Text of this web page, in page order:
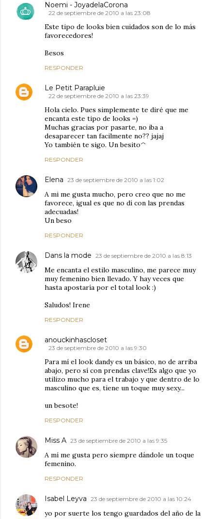
Noemi - JoyadelaCorona
22 de septiembre de 2010 a las 23:08
Este tipo de looks bien cuidados son de lo más
favorecedores!
Besos
RESPONDER
Le Petit Parapluie
22 de septiembre de 2010 a las 23:39
Hola cielo. Pues simplemente te diré que me
encanta este tipo de looks =)
Muchas gracias por pasarte, no iba a
desaparecer tan facilmente no?? jajaj
Yo también te sigo. Un besito^
RESPONDER
Elena 23 de septiembre de 2010 a las 1:02
A mi me gusta mucho, pero creo que no me
favorece, igual es que no dí con las prendas
adecuadas!
Un beso
RESPONDER
Dans la mode 23 de septiembre de 2010 a las 8:13
Me encanta el estilo masculino, me parece muy
muy femenino bien llevado. Y hay veces que
hasta apostaría por el total look :)
Saludos! Irene
RESPONDER
anouckinhascloset
23 de septiembre de 2010 a las 9:30
Para mí el look dandy es un básico, no de arriba
abajo, pero sí con prendas clave!Es algo que yo
utilizo mucho para el trabajo y que dentro de lo
masculino que es, tiene un toque muy sexy...
un besote!
RESPONDER
Miss A 23 de septiembre de 2010 a las 9:35
A mí me gusta pero siempre dándole un toque
femenino.
RESPONDER
Isabel Leyva 23 de septiembre de 2010 a las 10:24
yo por suerte los tengo guardados del año de la